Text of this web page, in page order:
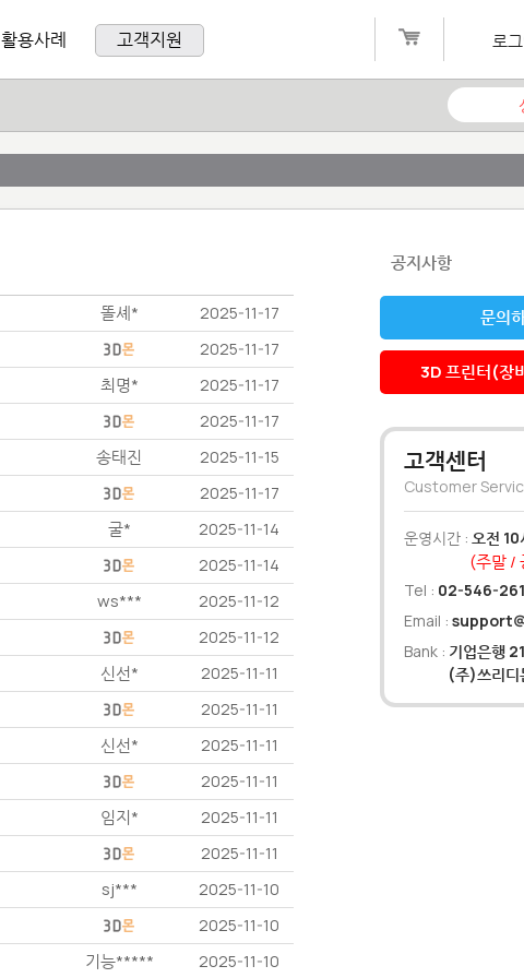
활용사례 고객지원 로
똘셰* 2025-11-17
2025-11-17
최명* 2025-11-17
2025-11-17
송태진 2025-11-15
2025-11-17
굴* 2025-11-14
2025-11-14
ws*** 2025-11-12
2025-11-12
신선* 2025-11-11
2025-11-11
신선* 2025-11-11
2025-11-11
임지* 2025-11-11
2025-11-11
sj*** 2025-11-10
2025-11-10
기능***** 2025-11-10
공지사항
문의
3D 프린터(장
고객센터
Customer
운영시간 : 오전
(주말 /
Tel : 02-546-
Email :
Bank : 기업은행
(주)쓰리디